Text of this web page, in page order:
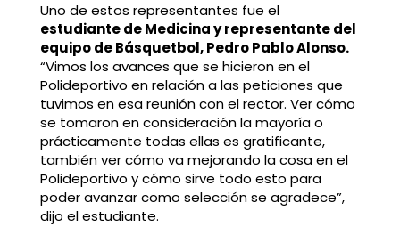
Uno de estos representantes fue el
estudiante de Medicina y representante del
equipo de Básquetbol, Pedro Pablo Alonso.
“Vimos los avances que se hicieron en el
Polideportivo en relación a las peticiones que
tuvimos en esa reunión con el rector. Ver cómo
se tomaron en consideración la mayoría o
prácticamente todas ellas es gratificante,
también ver cómo va mejorando la cosa en el
Polideportivo y cómo sirve todo esto para
poder avanzar como selección se agradece”,
dijo el estudiante.